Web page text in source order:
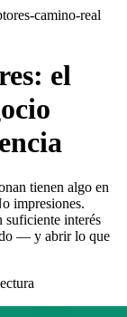
camino-real
el
tienen algo en
impresiones.
suficiente interés
— y abrir lo que